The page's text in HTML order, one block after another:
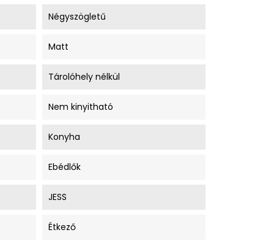
Négyszögletű
Matt
Tárolóhely nélkül
Nem kinyitható
Konyha
Ebédlők
JESS
Étkező